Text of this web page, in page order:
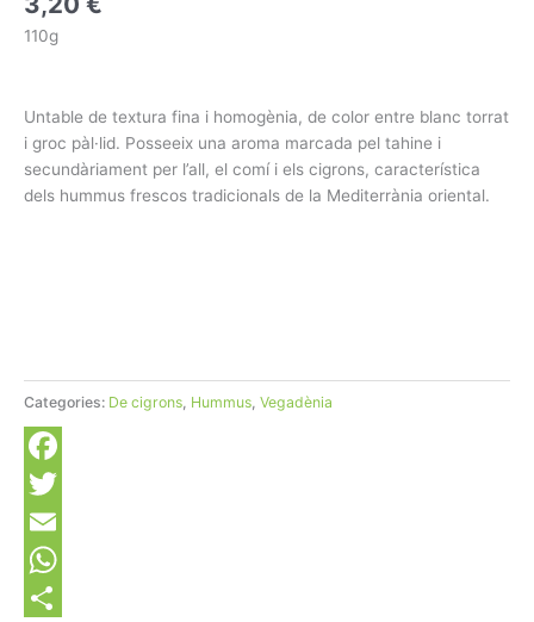
110g
Untable de textura fina i homogènia, de color entre blanc torrat
i groc pàl·lid. Posseeix una aroma marcada pel tahine i
secundàriament per l’all, el comí i els cigrons, característica
dels hummus frescos tradicionals de la Mediterrània oriental.
Categories: De cigrons Hummus Vegadènia
Facebook
Twitter
Email
WhatsApp